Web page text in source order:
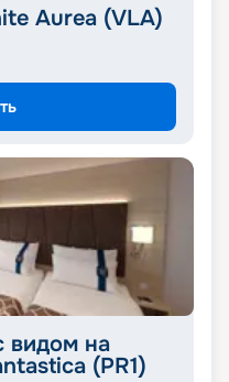
Aurea (VLA)
видом на
(PR1)